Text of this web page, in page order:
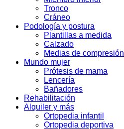
Tronco
Cráneo
Podología y postura
Plantillas a medida
Calzado
Medias de compresión
Mundo mujer
Prótesis de mama
Lencería
Bañadores
Rehabilitación
Alquiler y más
Ortopedia infantil
Ortopedia deportiva